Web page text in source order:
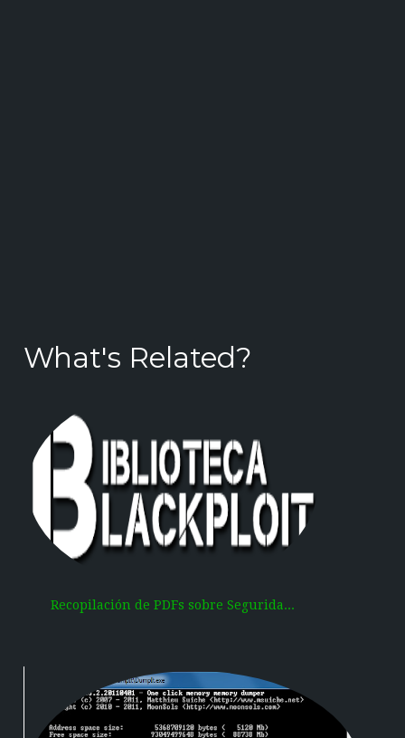
What's Related?
Recopilación de PDFs sobre Segurida...